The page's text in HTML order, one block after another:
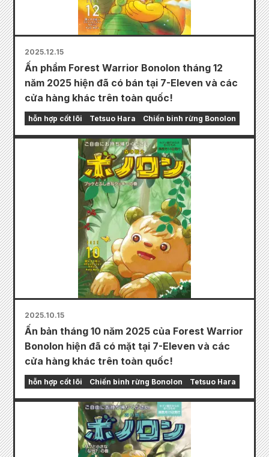
2025.12.15
Ấn phẩm Forest Warrior Bonolon tháng 12
năm 2025 hiện đã có bán tại 7-Eleven và các
cửa hàng khác trên toàn quốc!
hỗn hợp cốt lõi Tetsuo Hara Chiến binh rừng Bonolon
2025.10.15
Ấn bản tháng 10 năm 2025 của Forest Warrior
Bonolon hiện đã có mặt tại 7-Eleven và các
cửa hàng khác trên toàn quốc!
hỗn hợp cốt lõi Chiến binh rừng Bonolon Tetsuo Hara